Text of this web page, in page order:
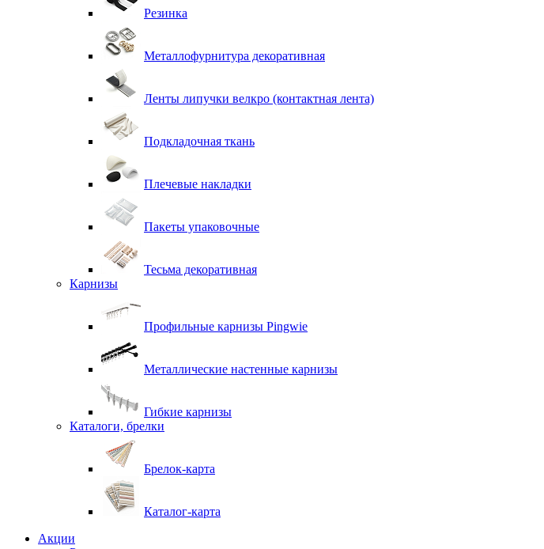
Резинка
Металлофурнитура декоративная
Ленты липучки велкро (контактная лента)
Подкладочная ткань
Плечевые накладки
Пакеты упаковочные
Тесьма декоративная
Карнизы
Профильные карнизы Pingwie
Металлические настенные карнизы
Гибкие карнизы
Каталоги, брелки
Брелок-карта
Каталог-карта
Акции